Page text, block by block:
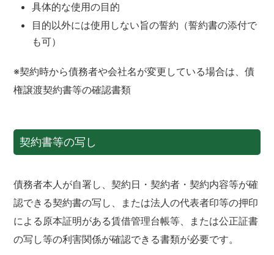
具体的な使用の目的
目的以外には使用しない旨の誓約（誓約書の添付で
も可）
※契約時から債務者や会社名が変更している場合は、債
権譲渡契約書等の確認書類
契約書等の写し
債務者本人が自署し、契約日・契約者・契約内容等が確
認できる契約書の写し、または法人の代表者印等の押印
による原本証明がある賃借管理台帳等、または公正証書
の写し等の利害関係が確認できる書類が必要です。